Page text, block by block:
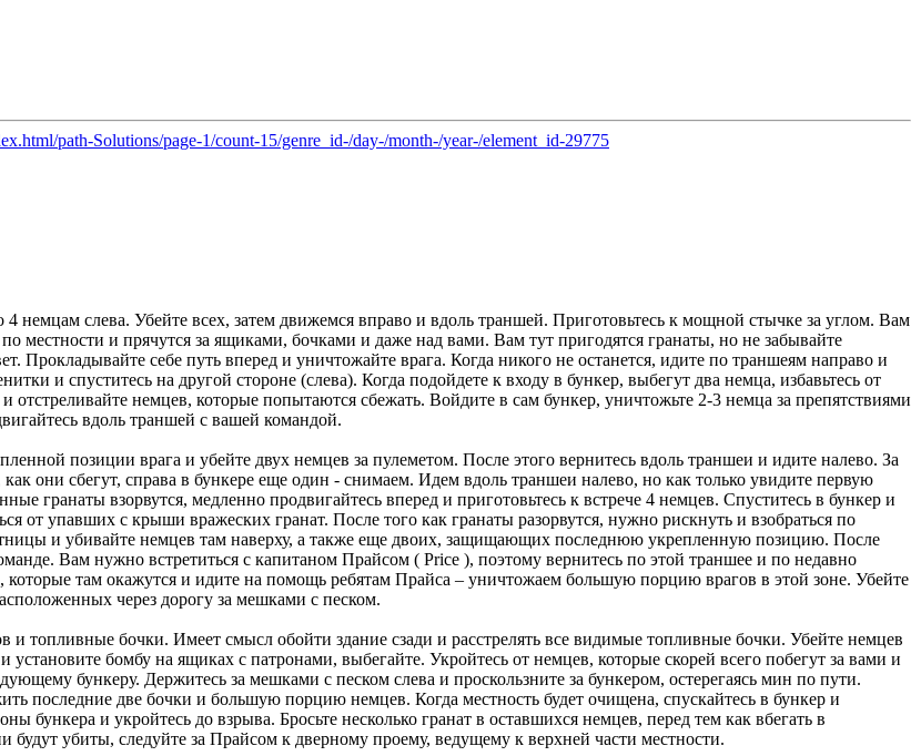
path-Solutions/page-1/count-15/genre_id-/day-/month-/year-/element_id-29775
4 немцам слева. Убейте всех, затем движемся вправо и вдоль траншей. Приготовьтесь к мощной стычке за углом. Вам
местности и прячутся за ящиками, бочками и даже над вами. Вам тут пригодятся гранаты, но не забывайте
Прокладывайте себе путь вперед и уничтожайте врага. Когда никого не останется, идите по траншеям направо и
и спуститесь на другой стороне (слева). Когда подойдете к входу в бункер, выбегут два немца, избавьтесь от
немцев, которые попытаются сбежать. Войдите в сам бункер, уничтожьте 2-3 немца за препятствиями
вдоль траншей с вашей командой.
позиции врага и убейте двух немцев за пулеметом. После этого вернитесь вдоль траншеи и идите налево. За
они сбегут, справа в бункере еще один - снимаем. Идем вдоль траншеи налево, но как только увидите первую
гранаты взорвутся, медленно продвигайтесь вперед и приготовьтесь к встрече 4 немцев. Спуститесь в бункер и
от упавших с крыши вражеских гранат. После того как гранаты разорвутся, нужно рискнуть и взобраться по
и убивайте немцев там наверху, а также еще двоих, защищающих последнюю укрепленную позицию. После
Вам нужно встретиться с капитаном Прайсом ( Price ), поэтому вернитесь по этой траншее и по недавно
там окажутся и идите на помощь ребятам Прайса – уничтожаем большую порцию врагов в этой зоне. Убейте
через дорогу за мешками с песком.
и топливные бочки. Имеет смысл обойти здание сзади и расстрелять все видимые топливные бочки. Убейте немцев
установите бомбу на ящиках с патронами, выбегайте. Укройтесь от немцев, которые скорей всего побегут за вами и
бункеру. Держитесь за мешками с песком слева и проскользните за бункером, остерегаясь мин по пути.
последние две бочки и большую порцию немцев. Когда местность будет очищена, спускайтесь в бункер и
бункера и укройтесь до взрыва. Бросьте несколько гранат в оставшихся немцев, перед тем как вбегать в
будут убиты, следуйте за Прайсом к дверному проему, ведущему к верхней части местности.